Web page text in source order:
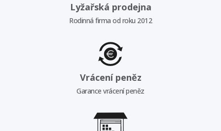
Lyžařská prodejna
Rodinná firma od roku 2012
Vrácení peněz
Garance vrácení peněz